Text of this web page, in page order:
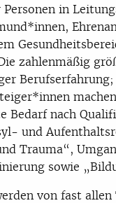
in
zahlenmäßig
Bedarf nach
und
Trauma“,
sowie
von fast allen